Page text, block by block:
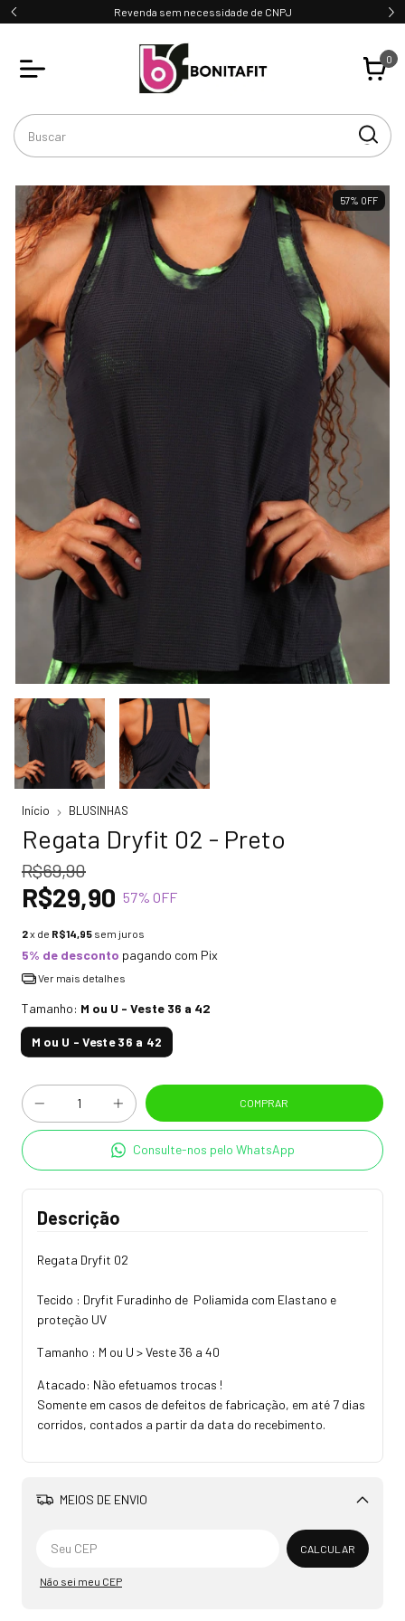
Revenda sem necessidade de CNPJ
0
57% OFF
Início BLUSINHAS
Regata Dryfit 02 - Preto
R$69,90
R$29,90 57% OFF
2x de R$14,95 sem juros
5% de desconto pagando com Pix
Ver mais detalhes
Tamanho: M ou U - Veste 36 a 42
M ou U - Veste 36 a 42
Consulte-nos pelo WhatsApp
Descrição
Regata Dryfit 02
Tecido : Dryfit Furadinho de Poliamida com Elastano e
proteção UV
Tamanho : M ou U > Veste 36 a 40
Atacado: Não efetuamos trocas !
Somente em casos de defeitos de fabricação, em até 7 dias
corridos, contados a partir da data do recebimento.
MEIOS DE ENVIO
Alterar CEP
CALCULAR
Não sei meu CEP